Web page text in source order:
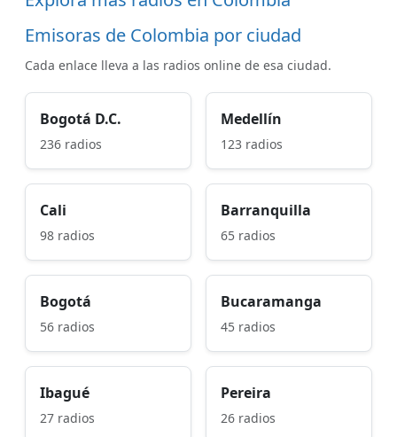
Emisoras de Colombia por ciudad
Cada enlace lleva a las radios online de esa ciudad.
Bogotá D.C.
236 radios
Medellín
123 radios
Cali
98 radios
Barranquilla
65 radios
Bogotá
56 radios
Bucaramanga
45 radios
Ibagué
27 radios
Pereira
26 radios